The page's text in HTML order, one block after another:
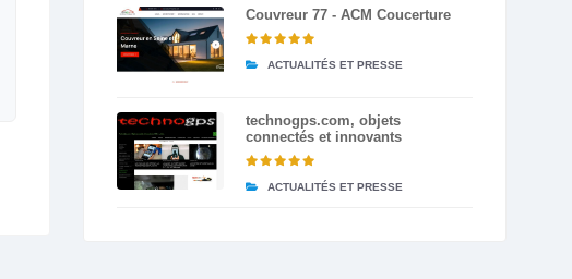
Couvreur 77 - ACM Coucerture
ACTUALITÉS ET PRESSE
technogps.com, objets
connectés et innovants
ACTUALITÉS ET PRESSE